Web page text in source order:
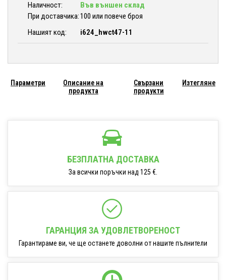
Наличност:
Във външен склад
При доставчика:100 или повече броя
Нашият код:
i624_hwct47-11
Параметри
Описание на
продукта
Свързани
продукти
Изтегляне
БЕЗПЛАТНА ДОСТАВКА
За всички поръчки над 125 €.
ГАРАНЦИЯ ЗА УДОВЛЕТВОРЕНОСТ
Гарантираме ви, че ще останете доволни от нашите пълнители